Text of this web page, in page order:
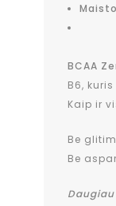
BCAA
B6,
Kaip ir
Be
Be